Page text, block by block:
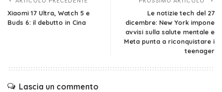
Xiaomi 17 Ultra, Watch 5 e
Buds 6: il debutto in Cina
Le notizie tech del 27
dicembre: New York impone
avvisi sulla salute mentale e
Meta punta a riconquistare i
teenager
Lascia un commento